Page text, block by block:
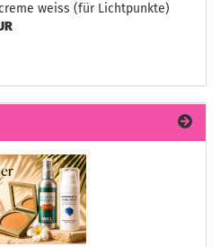
weiss (für Lichtpunkte)